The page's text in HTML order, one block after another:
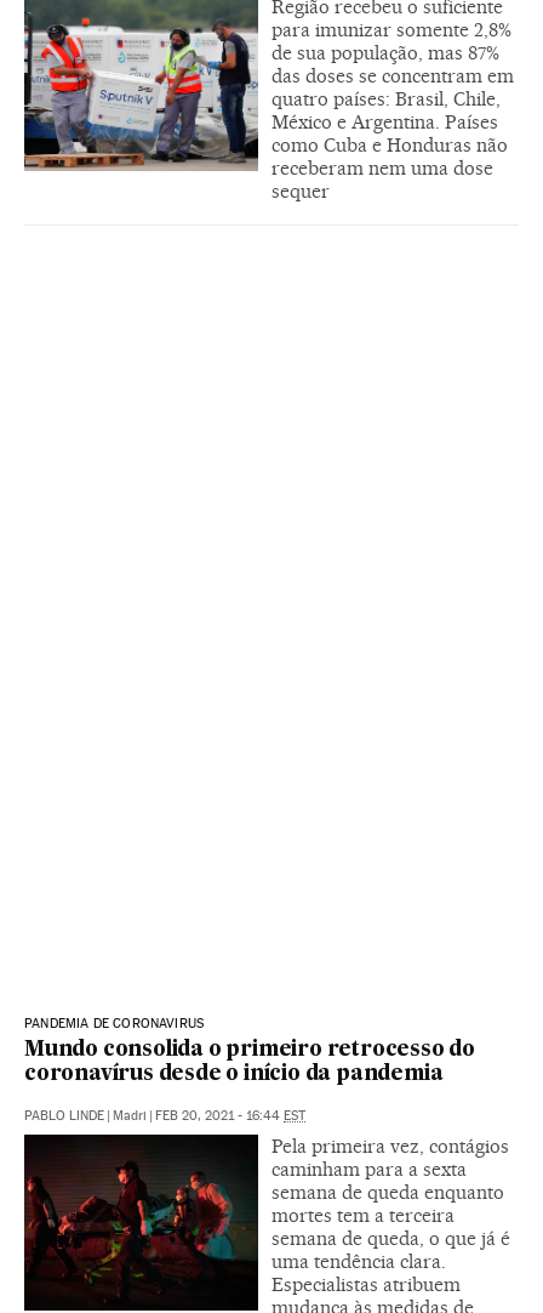
Região recebeu o suficiente
para imunizar somente 2,8%
de sua população, mas 87%
das doses se concentram em
quatro países: Brasil, Chile,
México e Argentina. Países
como Cuba e Honduras não
receberam nem uma dose
sequer
PANDEMIA DE CORONAVIRUS
Mundo consolida o primeiro retrocesso do
coronavírus desde o início da pandemia
PABLO LINDE | Madri | FEB 20, 2021 - 16:44 EST
Pela primeira vez, contágios
caminham para a sexta
semana de queda enquanto
mortes tem a terceira
semana de queda, o que já é
uma tendência clara.
Especialistas atribuem
mudança às medidas de